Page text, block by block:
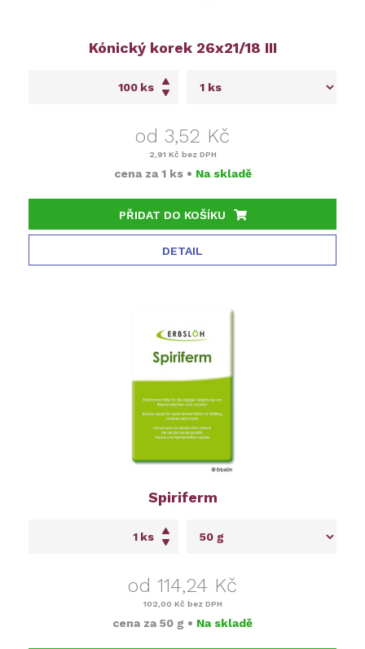
Kónický korek 26x21/18 III
ks
od 3,52 Kč
2,91 Kč bez DPH
cena za 1 ks • Na skladě
PŘIDAT DO KOŠÍKU
DETAIL
Spiriferm
ks
od 114,24 Kč
102,00 Kč bez DPH
cena za 50 g • Na skladě